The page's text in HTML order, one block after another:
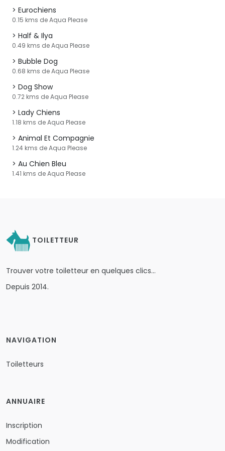
Eurochiens
0.15 kms de Aqua Please
Half & Ilya
0.49 kms de Aqua Please
Bubble Dog
0.68 kms de Aqua Please
Dog Show
0.72 kms de Aqua Please
Lady Chiens
1.18 kms de Aqua Please
Animal Et Compagnie
1.24 kms de Aqua Please
Au Chien Bleu
1.41 kms de Aqua Please
TOILETTEUR
Trouver votre toiletteur en quelques clics…
Depuis 2014.
NAVIGATION
Toiletteurs
ANNUAIRE
Inscription
Modification